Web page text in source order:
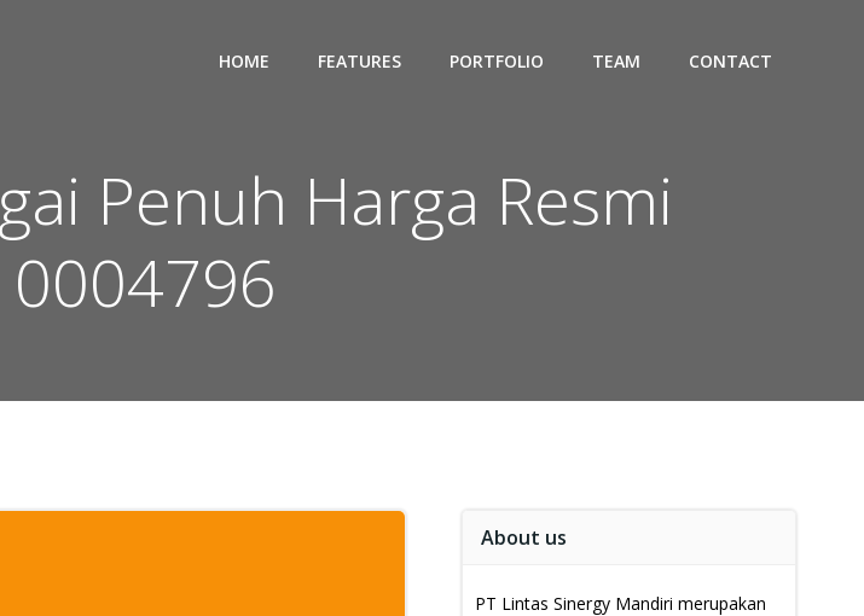
HOME FEATURES PORTFOLIO TEAM CONTACT
Penuh Harga Resmi
About us
PT Lintas Sinergy Mandiri merupakan